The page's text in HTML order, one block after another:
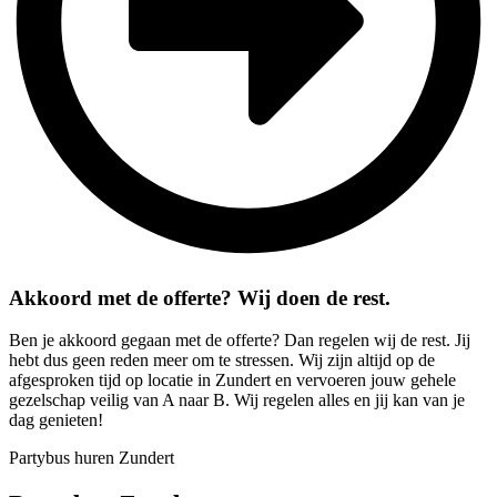
Akkoord met de offerte? Wij doen de rest.
Ben je akkoord gegaan met de offerte? Dan regelen wij de rest. Jij
hebt dus geen reden meer om te stressen. Wij zijn altijd op de
afgesproken tijd op locatie in Zundert en vervoeren jouw gehele
gezelschap veilig van A naar B. Wij regelen alles en jij kan van je
dag genieten!
Partybus huren Zundert